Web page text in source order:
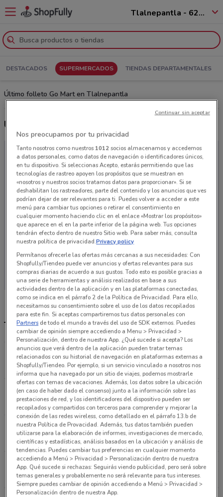
Tlalnepantla - 62536
DESTACADOS SUPERMERCADOS TIENDAS DEPARTAMENTALES
Último folleto Go Mart en Tlalnepantla
Últimas ofertas Go Mart
En este momento no hay ofertas vigentes
Tiendas Go Mart más cercanas
Clave, 394 Gustavo A Madero
13.9 km
Clave N° 394 Gustavo A Madero
15 km
Republica de Uruguay No.21-A Cuauhtémoc (cdmx)
16.7 km
República de Uruguay No.33 Cuauhtémoc (cdmx)
16.8 km
Nos preocupamos por tu privacidad
Tanto nosotros como nuestros 1012socios almacenamos y accedemos
a datos personales, como datos de navegación o identificadores únicos,
en tu dispositivo. Si seleccionas Acepto, estarás permitiendo que las
tecnologías de rastreo apoyen los propósitos que se muestran en
«nosotros y nuestros socios tratamos datos para proporcionar». Si se
deshabilitan los rastreadores, parte del contenido y los anuncios que ves
podrían dejar de ser relevantes para ti. Puedes volver a acceder a este
menú para cambiar tus opciones o retirar el consentimiento en
cualquier momento haciendo clic en el enlace «Mostrar los propósitos»
que aparece en el en la parte inferior de la página web. Tus opciones
tendrán efecto dentro de nuestro Sitio web. Para saber más, consulta
nuestra política de privacidad.Privacy policy
Permítanos ofrecerle las ofertas más cercanas a sus necesidades: Con
Shopfully/Tiendeo puede ver anuncios y ofertas relevantes para sus
compras diarias de acuerdo a sus gustos. Todo esto es posible gracias a
una serie de herramientas y análisis realizados en base a sus
actividades dentro de la aplicación y en las plataformas conectadas,
como se indica en el párrafo 2 de la Política de Privacidad. Para ello,
necesitamos su consentimiento sobre el uso de los datos recopilados
para este fin. Si aceptas compartiremos tus datos personales con
Partners de todo el mundo a través del uso de SDK externos. Puedes
cambiar de opinión siempre accediendo a Menu > Privacidad >
Personalización, dentro de nuestra App. ¿Qué sucede si acepta? Los
anuncios que verá dentro de la aplicación pueden tratar temas
relacionados con su historial de navegación en plataformas externas a
Shopfully/Tiendeo. Por ejemplo, si un servicio vinculado a nosotros nos
informa que ha navegado por un sitio de viajes, podemos mostrarle
ofertas con temas de vacaciones. Además, los datos sobre la ubicación
(en caso de haber dado el consenso) junto a la información sobre las
prestaciones de red, y los identificadores del dispositivo pueden ser
recopilados y compartidos con terceros para comprender y mejorar la
conexión de las redes wireless, como detallado en el párrafo 13.b de
nuestra Política de Provacidad. Además, tus datos también pueden
utilizarse para la elaboración de informes, investigaciones de mercado,
científicas y estadísticas, análisis basados en la ubicación y análisis de
tendencias. Puedes cambiar tus preferencias en cualquier momento
accediendo a Menú > Privacidad > Personalización dentro de nuestra
App. Qué sucede si rechazas: Seguirás viendo publicidad, pero será sobre
temas generales y probablemente no será relevante para tus intereses.
Siempre puedes cambiar de opinión accediendo a Menú > Privacidad >
Personalización dentro de nuestra App.
Continuar sin aceptar